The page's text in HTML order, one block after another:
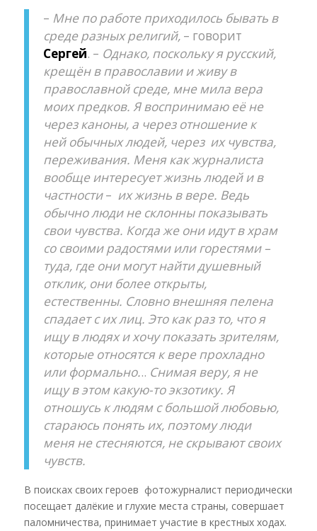
– Мне по работе приходилось бывать в
среде разных религий,– говорит
Сергей. – Однако, поскольку я русский,
крещён в православии и живу в
православной среде, мне мила вера
моих предков. Я воспринимаю её не
через каноны, а через отношение к
ней обычных людей, через их чувства,
переживания. Меня как журналиста
вообще интересует жизнь людей и в
частности– их жизнь в вере. Ведь
обычно люди не склонны показывать
свои чувства. Когда же они идут в храм
со своими радостями или горестями –
туда, где они могут найти душевный
отклик, они более открыты,
естественны. Словно внешняя пелена
спадает с их лиц. Это как раз то, что я
ищу в людях и хочу показать зрителям,
которые относятся к вере прохладно
или формально... Снимая веру, я не
ищу в этом какую-то экзотику. Я
отношусь к людям с большой любовью,
стараюсь понять их, поэтому люди
меня не стесняются, не скрывают своих
чувств.
В поисках своих героев фотожурналист периодически
посещает далёкие и глухие места страны, совершает
паломничества, принимает участие в крестных ходах.